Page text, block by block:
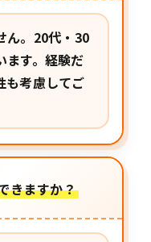
ん。20代・30
ます。経験だ
も考慮してご
きますか？